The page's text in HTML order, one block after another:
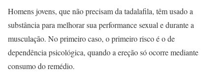
Homens jovens, que não precisam da tadalafila, têm usado a
substância para melhorar sua performance sexual e durante a
musculação. No primeiro caso, o primeiro risco é o de
dependência psicológica, quando a ereção só ocorre mediante
consumo do remédio.